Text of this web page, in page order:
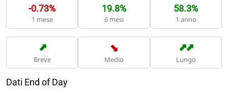
-0.73%
1 mese
19.8%
6 mesi
58.3%
1 anno
➡
Breve
➡
Medio
➡
➡
Lungo
Dati End of Day